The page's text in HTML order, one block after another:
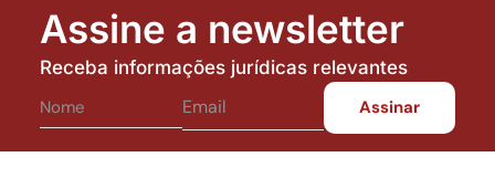
Assine a newsletter
Receba informações jurídicas relevantes